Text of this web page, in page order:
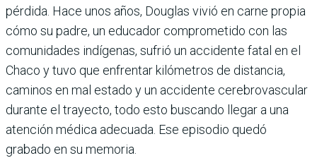
pérdida. Hace unos años, Douglas vivió en carne propia
cómo su padre, un educador comprometido con las
comunidades indígenas, sufrió un accidente fatal en el
Chaco y tuvo que enfrentar kilómetros de distancia,
caminos en mal estado y un accidente cerebrovascular
durante el trayecto, todo esto buscando llegar a una
atención médica adecuada. Ese episodio quedó
grabado en su memoria.